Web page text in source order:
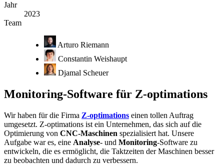
Jahr
2023
Team
Arturo Riemann
Constantin Weishaupt
Djamal Scheuer
Monitoring-Software für Z-optimations
Wir haben für die Firma Z-optimations einen tollen Auftrag
umgesetzt. Z-optimations ist ein Unternehmen, das sich auf die
Optimierung von CNC-Maschinen spezialisiert hat. Unsere
Aufgabe war es, eine Analyse- und Monitoring-Software zu
entwickeln, die es ermöglicht, die Taktzeiten der Maschinen besser
zu beobachten und dadurch zu verbessern.